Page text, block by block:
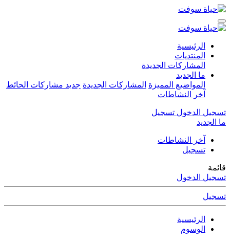
الرئيسية
المنتديات
المشاركات الجديدة
ما الجديد
المواضيع المميزة المشاركات الجديدة جديد مشاركات الحائط
آخر النشاطات
تسجيل الدخول تسجيل
ما الجديد
آخر النشاطات
تسجيل
قائمة
تسجيل الدخول
تسجيل
الرئيسية
الوسوم